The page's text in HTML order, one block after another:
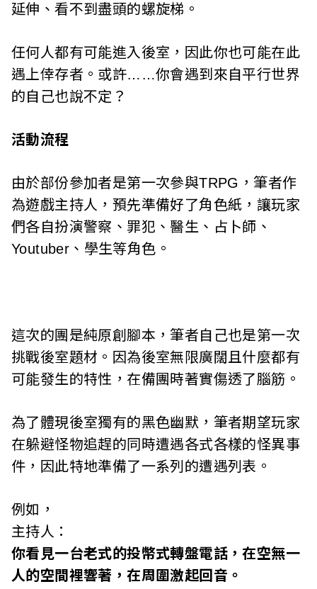
延伸、看不到盡頭的螺旋梯。
任何人都有可能進入後室，因此你也可能在此
遇上倖存者。或許……你會遇到來自平行世界
的自己也說不定？
活動流程
由於部份參加者是第一次參與TRPG，筆者作
為遊戲主持人，預先準備好了角色紙，讓玩家
們各自扮演警察、罪犯、醫生、占卜師、
Youtuber、學生等角色。
這次的團是純原創腳本，筆者自己也是第一次
挑戰後室題材。因為後室無限廣闊且什麼都有
可能發生的特性，在備團時著實傷透了腦筋。
為了體現後室獨有的黑色幽默，筆者期望玩家
在躲避怪物追趕的同時遭遇各式各樣的怪異事
件，因此特地準備了一系列的遭遇列表。
例如，
主持人：
你看見一台老式的投幣式轉盤電話，在空無一
人的空間裡響著，在周圍激起回音。